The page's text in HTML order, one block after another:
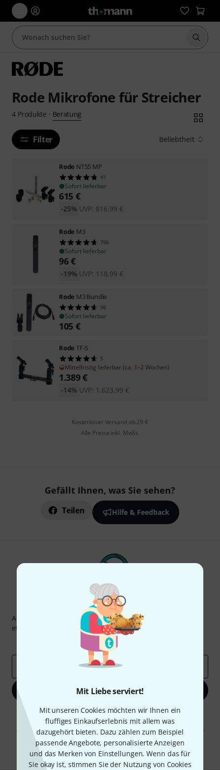
Mit Liebe serviert!
Mit unseren Cookies möchten wir Ihnen ein
fluffiges Einkaufserlebnis mit allem was
dazugehört bieten. Dazu zählen zum Beispiel
passende Angebote, personalisierte Anzeigen
und das Merken von Einstellungen. Wenn das für
Sie okay ist, stimmen Sie der Nutzung von Cookies
Suche
Rode Mikrofone für Streicher
4 Produkte · Beratung
Filter Beliebtheit
Rode NT55 MP
41
Sofort lieferbar
615 €
UVP: 816,99 €
-25%
Rode M3
756
Sofort lieferbar
96€
UVP: 118,99 €
-19%
Rode M3 Bundle
96
Sofort lieferbar
105 €
Rode TF-5
5
Mittelfristig lieferbar (ca. 1–2 Wochen)
1.389€
UVP: 1.623,99 €
-14%
Kostenloser Versand ab 29 €
Alle Preise inkl. MwSt.
Gefällt Ihnen, was Sie sehen?
Teilen Hilfe & Feedback
Thomann Newsletter
Abonniere den Thomann Newsletter und gewinne mit
etwas Glück einen von
50 Gutscheinenüber jeweils
Jetzt anmelden
Mit Klick auf „Jetzt anmelden“ stimmen Sie dem Erhalt von E-Mail-
Werbung und einer Messung des E-Mail-Nutzungsverhaltens zu. Die
Abmeldung ist jederzeit möglich. Weitere Informationen finden Sie in
unserenDatenschutzhinweisen.
* Pflichtfeld